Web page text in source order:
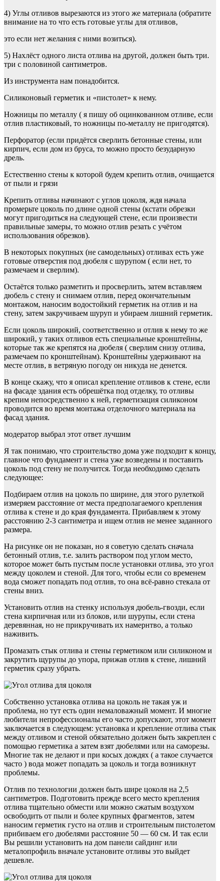
4) Углы отливов вырезаются из этого же материала (обратите
внимание на то что есть готовые углы для отливов,
это если нет желания с ними возиться).
5) Нахлёст одного листа отлива на другой, должен быть три.
три с половиной сантиметров.
Из инструмента нам понадобится.
Силиконовый герметик и «пистолет» к нему.
Ножницы по металлу ( я пишу об оцинкованном отливе, если
отлив пластиковый, то ножницы по-металлу не пригодятся).
Перфоратор (если придётся сверлить бетонные стены, или
кирпич, если дом из бруса, то можно просто безударную
дрель.
Естественно стены к которой будем крепить отлив, очищается
от пыли и грязи
Крепить отливы начинают с углов цоколя, ждя начала
промерьте цоколь по длине одной стены (кстати обрезки
могут пригодиться на следующей стене, если произвести
правильные замеры, то можно отлив резать с учётом
использования обрезков).
В некоторых покупных (не самодельных) отливах есть уже
готовые отверстия под дюбеля с шурупом ( если нет, то
размечаем и сверлим).
Остаётся только разметить и просверлить, затем вставляем
дюбель с стену и снимаем отлив, перед окончательным
монтажом, наносим водостойкий герметик на отлив и на
стену, затем закручиваем шуруп и убираем лишний герметик.
Если цоколь широкий, соответственно и отлив к нему то же
широкий, у таких отливов есть специальные кронштейны,
которые так же крепятся на дюбеля ( сверлим снизу отлива,
размечаем по кронштейнам). Кронштейны удерживают на
месте отлив, в ветряную погоду он никуда не денется.
В конце скажу, что я описал крепление отливов к стене, если
на фасаде здания есть обрешётка под отделку, то отливы
крепим непосредственно к ней, герметизация силиконом
проводится во время монтажа отделочного материала на
фасад здания.
модератор выбрал этот ответ лучшим
Я так понимаю, что строительство дома уже подходит к концу,
главное что фундамент и стена уже возведены и поставить
цоколь под стену не получится. Тогда необходимо сделать
следующее:
Подбираем отлив на цоколь по ширине, для этого рулеткой
измеряем расстояние от места предполагаемого крепления
отлива к стене и до края фундамента. Прибавляем к этому
расстоянию 2-3 сантиметра и ищем отлив не менее заданного
размера.
На рисунке он не показан, но я советую сделать сначала
бетонный отлив, т.е. залить раствором под углом место,
которое может быть пустым после установки отлива, это угол
между цоколем и стеной. Для того, чтобы если со временем
вода сможет попадать под отлив, то она всё-равно стекала от
стены вниз.
Установить отлив на стенку используя дюбель-гвозди, если
стена кирпичная или из блоков, или шурупы, если стена
деревянная, но не прикручивать их намернтво, а только
наживить.
Промазать стык отлива и стены герметиком или силиконом и
закрутить щурупы до упора, прижав отлив к стене, лишний
герметик сразу убрать.
Собственно установка отлива на цоколь не такая уж и
проблема, но тут есть один немаловажный момент. И многие
любители непрофессионалы его часто допускают, этот момент
заключается в следующем: установка и крепление отлива стык
между отливом и стеной обязательно должен быть закреплен с
помощью герметика а затем взят дюбелями или на саморезы.
Многие так не делают и при косых дождях ( а такое случается
часто ) вода может попадать за цоколь и тогда возникнут
проблемы.
Отлив по технологии должен быть шире цоколя на 2,5
сантиметров. Подготовить прежде всего место крепления
отлива тщательно обмести или можно сжатым воздухом
освободить от пыли и более крупных фрагментов, затем
наносим герметик густо на отлив и строительным пистолетом
прибиваем его дюбелями расстояние 50 — 60 см. И так если
Вы решили установить на дом панели сайдинг или
металопрофиль вначале установите отливы это выйдет
дешевле.